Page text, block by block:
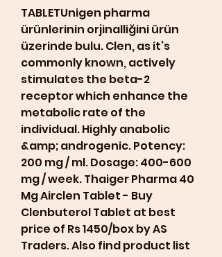
TABLETUnigen pharma
ürünlerinin orjinalliğini ürün
üzerinde bulu. Clen, as it’s
commonly known, actively
stimulates the beta-2
receptor which enhance the
metabolic rate of the
individual. Highly anabolic
&amp; androgenic. Potency:
200 mg / ml. Dosage: 400-600
mg / week. Thaiger Pharma 40
Mg Airclen Tablet - Buy
Clenbuterol Tablet at best
price of Rs 1450/box by AS
Traders. Also find product list